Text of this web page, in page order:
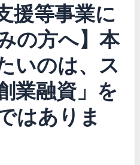
援等事業に
の方へ】本
いのは、ス
業融資」を
はありま